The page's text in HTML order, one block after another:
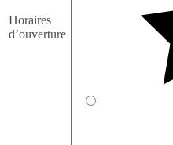
Horaires
d’ouverture